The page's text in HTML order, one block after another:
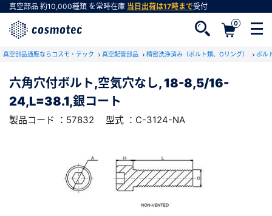
真空部品 約10,000種類 を常時在庫 当日出荷は17時まで受付
0
真空部品通販ならコスモ・テック 真空配管部品 精密洗浄済み（ボルト類、Oリング） ボル
六角穴付ボルト,空気穴なし, 18-8,5/16-
24,L=38.1,銀コート
製品コード ：57832 型式 ：C-3124-NA
RoHS2適合報告書のダウンロード
下記製品のRoHS2適合報告書のダウンロードをします。
六角穴付ボルト,空気穴なし, 18-8,5/16-
24,L=38.1,銀コート
型式 ：C-3124-NA 製品コード ：57832
会社・学校・研究機関名 必須
会員登録がお済みでない方
会員登録をすれば、便利な機能がご利用いただけ